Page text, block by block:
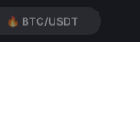
🔥 BTC/USDT